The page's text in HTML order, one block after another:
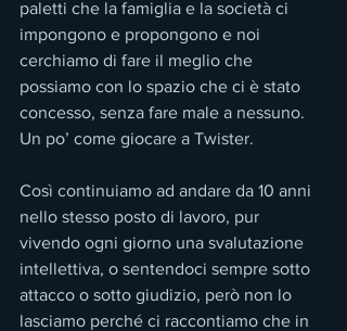
paletti che la famiglia e la società ci
impongono e propongono e noi
cerchiamo di fare il meglio che
possiamo con lo spazio che ci è stato
concesso, senza fare male a nessuno.
Un po’ come giocare a Twister.
Così continuiamo ad andare da 10 anni
nello stesso posto di lavoro, pur
vivendo ogni giorno una svalutazione
intellettiva, o sentendoci sempre sotto
attacco o sotto giudizio, però non lo
lasciamo perché ci raccontiamo che in